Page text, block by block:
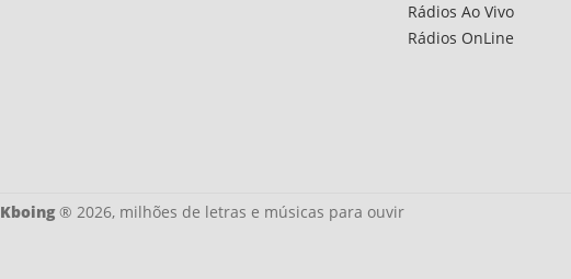
Rádios Ao Vivo
Rádios OnLine
Kboing® 2026, milhões de letras e músicas para ouvir